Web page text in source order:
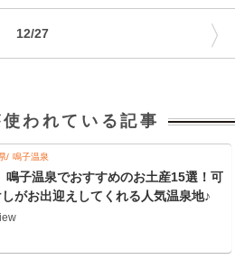
12/27 〉
われている記事
鳴子温泉
鳴子温泉でおすすめのお土産15選！可
がお出迎えしてくれる人気温泉地♪